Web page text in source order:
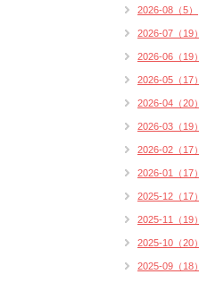
2026-08（5）
2026-07（19）
2026-06（19）
2026-05（17）
2026-04（20）
2026-03（19）
2026-02（17）
2026-01（17）
2025-12（17）
2025-11（19）
2025-10（20）
2025-09（18）